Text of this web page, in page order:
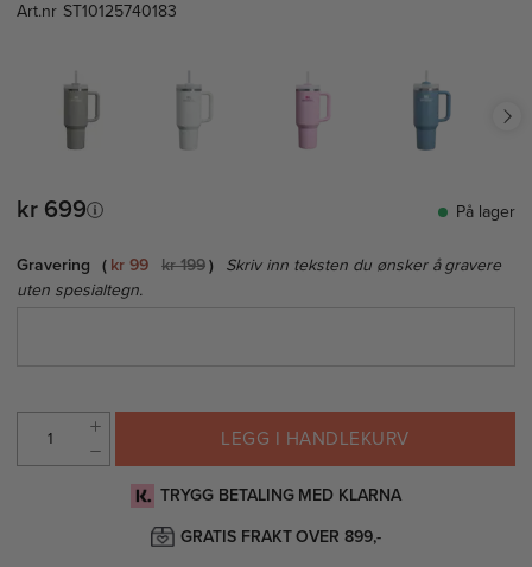
Art.nr ST10125740183
kr 699 På lager
Gravering kr 99 kr 199
Skriv inn teksten du ønsker å gravere
uten spesialtegn.
LEGG I HANDLEKURV
TRYGG BETALING MED KLARNA
GRATIS FRAKT OVER 899,-